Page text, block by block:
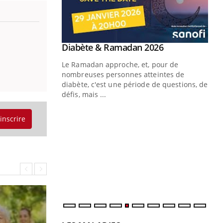
Youtube
Diabète & Ramadan 2026Youtube
Le Ramadan approche, et, pour de
nombreuses personnes atteintes de
diabète, c'est une période de questions, de
défis, mais ...